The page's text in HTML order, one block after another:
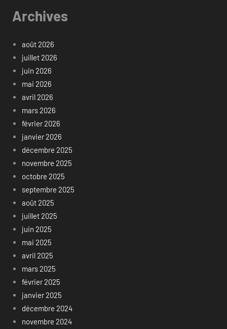
Archives
août 2026
juillet 2026
juin 2026
mai 2026
avril 2026
mars 2026
février 2026
janvier 2026
décembre 2025
novembre 2025
octobre 2025
septembre 2025
août 2025
juillet 2025
juin 2025
mai 2025
avril 2025
mars 2025
février 2025
janvier 2025
décembre 2024
novembre 2024